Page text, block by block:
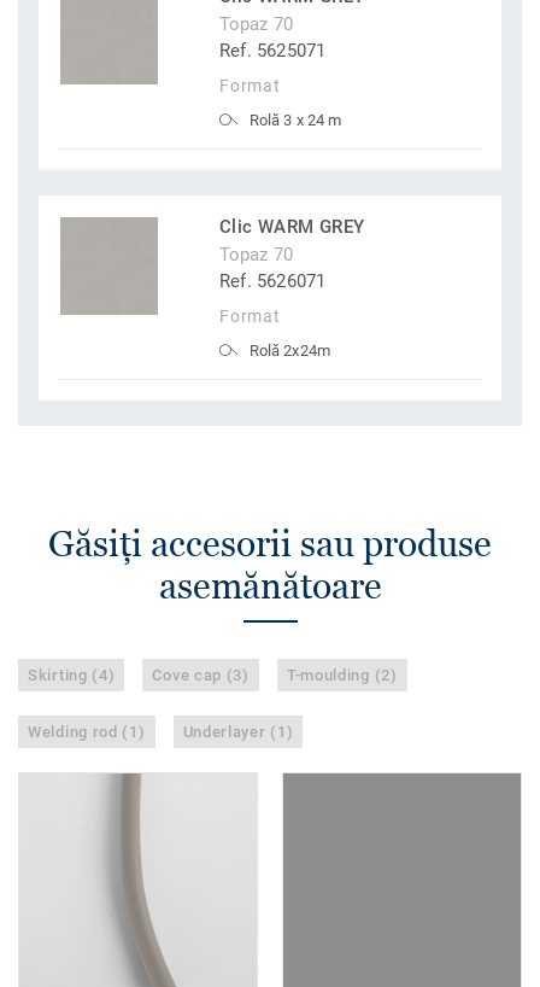
Topaz 70
Ref. 5625071
Format
Rolă 3 x 24 m
Clic WARM GREY
Topaz 70
Ref. 5626071
Format
Rolă 2x24m
Găsiţi accesorii sau produse
asemănătoare
Skirting (4) Cove cap (3) T-moulding (2)
Welding rod (1) Underlayer (1)